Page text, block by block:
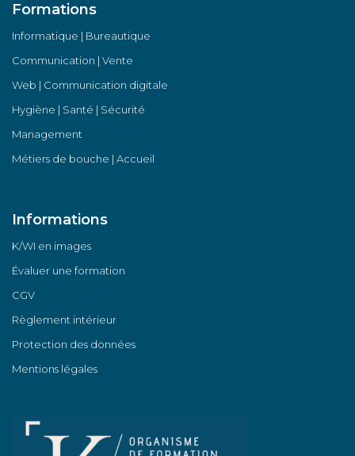
Formations
Informatique | Bureautique
Communication | Vente
Web | Communication digitale
Hygiène | Santé | Sécurité
Management
Métiers de bouche | Accueil
Informations
K/WI en images
Évaluer une formation
CGV
Règlement intérieur
Protection des données
Mentions légales